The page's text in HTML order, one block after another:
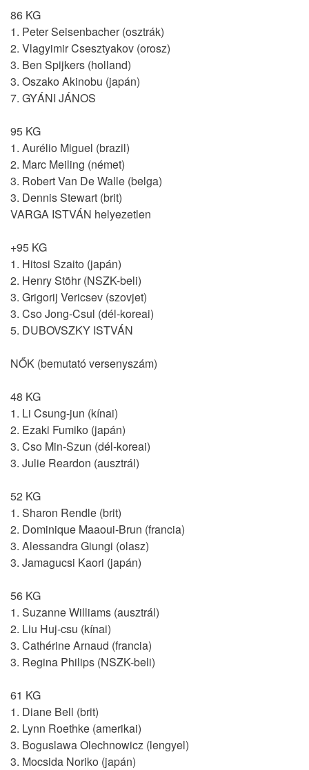
86 KG
1. Peter Seisenbacher (osztrák)
2. Vlagyimir Csesztyakov (orosz)
3. Ben Spijkers (holland)
3. Oszako Akinobu (japán)
7. GYÁNI JÁNOS
95 KG
1. Aurélio Miguel (brazil)
2. Marc Meiling (német)
3. Robert Van De Walle (belga)
3. Dennis Stewart (brit)
VARGA ISTVÁN helyezetlen
+95 KG
1. Hitosi Szaito (japán)
2. Henry Stöhr (NSZK-beli)
3. Grigorij Vericsev (szovjet)
3. Cso Jong-Csul (dél-koreai)
5. DUBOVSZKY ISTVÁN
NŐK (bemutató versenyszám)
48 KG
1. Li Csung-jun (kínai)
2. Ezaki Fumiko (japán)
3. Cso Min-Szun (dél-koreai)
3. Julie Reardon (ausztrál)
52 KG
1. Sharon Rendle (brit)
2. Dominique Maaoui-Brun (francia)
3. Alessandra Giungi (olasz)
3. Jamagucsi Kaori (japán)
56 KG
1. Suzanne Williams (ausztrál)
2. Liu Huj-csu (kínai)
3. Cathérine Arnaud (francia)
3. Regina Philips (NSZK-beli)
61 KG
1. Diane Bell (brit)
2. Lynn Roethke (amerikai)
3. Boguslawa Olechnowicz (lengyel)
3. Mocsida Noriko (japán)